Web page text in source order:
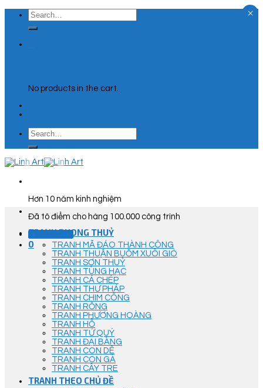
Skip
content
Search
for:
No products in the cart.
Search
for:
Hơn 10 năm kinh nghiệm
Đã tô điểm cho hàng 100.000 công trình
Góc Tư Vấn
0
TRANH PHONG THUỶ
TRANH MÃ ĐÁO THÀNH CÔNG
TRANH THUẬN BUỒM XUÔI GIÓ
TRANH SƠN THUỶ
TRANH TÙNG HẠC
TRANH CÁ CHÉP
TRANH THƯ PHÁP
TRANH CHIM CÔNG
TRANH RỒNG
TRANH PHƯỢNG HOÀNG
TRANH HỔ
TRANH TỨ QUÝ
TRANH ĐẠI BÀNG
TRANH CON DÊ
TRANH CON GÀ
TRANH CÂY TRE
TRANH THEO CHỦ ĐỀ
×